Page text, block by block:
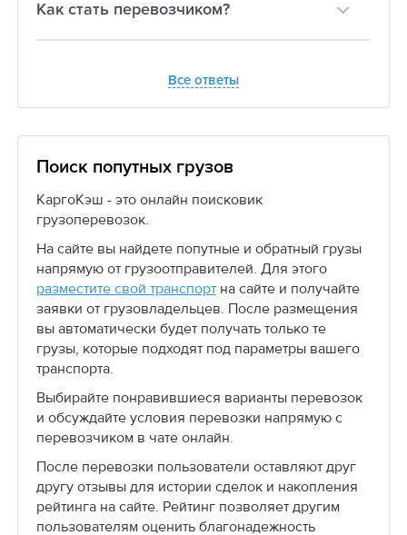
Как стать перевозчиком?
Все ответы
Поиск попутных грузов
КаргоКэш - это онлайн поисковик
грузоперевозок.
На сайте вы найдете попутные и обратный грузы
напрямую от грузоотправителей. Для этого
разместите свой транспортна сайте и получайте
заявки от грузовладельцев. После размещения
вы автоматически будет получать только те
грузы, которые подходят под параметры вашего
транспорта.
Выбирайте понравившиеся варианты перевозок
и обсуждайте условия перевозки напрямую с
перевозчиком в чате онлайн.
После перевозки пользователи оставляют друг
другу отзывы для истории сделок и накопления
рейтинга на сайте. Рейтинг позволяет другим
пользователям оценить благонадежность